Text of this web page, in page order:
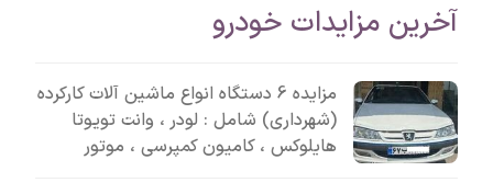
آخرین مزایدات خودرو
مزایده 6 دستگاه انواع ماشین آلات کارکرده
(شهرداری) شامل : لودر ، وانت تویوتا
هایلوکس ، کامیون کمپرسی ، موتور